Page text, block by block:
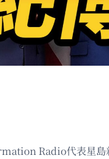
Radio代表星島